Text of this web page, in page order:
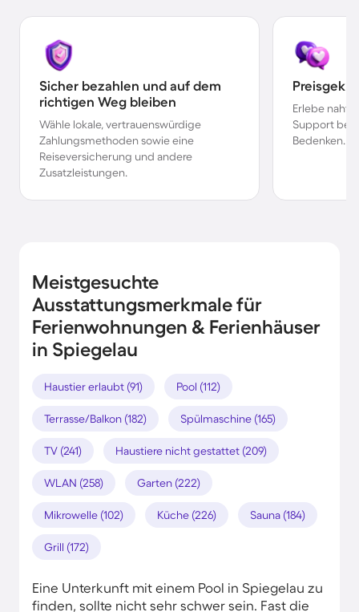
Sicher bezahlen und auf dem
richtigen Weg bleiben
Wähle lokale, vertrauenswürdige
Zahlungsmethoden sowie eine
Reiseversicherung und andere
Zusatzleistungen.
Erlebe
Support bei
Bedenken.
Meistgesuchte
Ausstattungsmerkmale für
Ferienwohnungen & Ferienhäuser
in Spiegelau
Haustier erlaubt (91) Pool (112)
Terrasse/Balkon (182) Spülmaschine (165)
TV (241) Haustiere nicht gestattet (209)
WLAN (258) Garten (222)
Mikrowelle (102) Küche (226) Sauna (184)
Grill (172)
Eine Unterkunft mit einem Pool in Spiegelau zu
finden, sollte nicht sehr schwer sein. Fast die